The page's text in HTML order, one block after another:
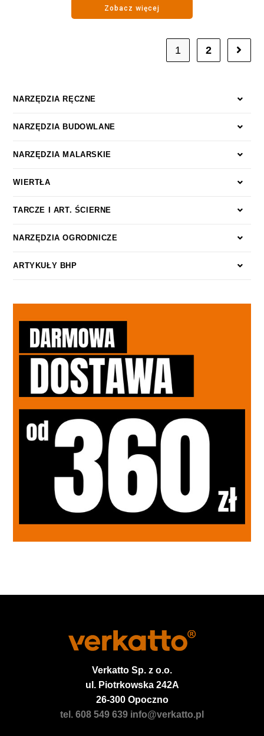
Zobacz więcej
1 2
NARZĘDZIA RĘCZNE
NARZĘDZIA BUDOWLANE
NARZĘDZIA MALARSKIE
WIERTŁA
TARCZE I ART. ŚCIERNE
NARZĘDZIA OGRODNICZE
ARTYKUŁY BHP
Verkatto Sp. z o.o.
ul. Piotrkowska 242A
26-300 Opoczno
tel. 608 549 639 info@verkatto.pl